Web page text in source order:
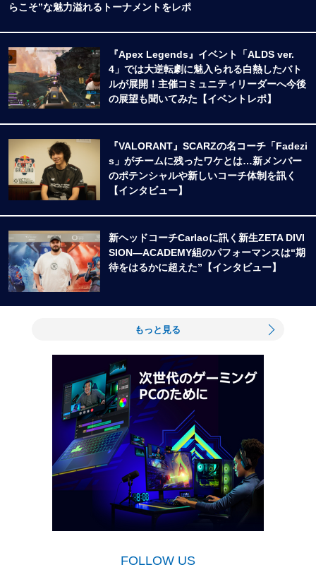
らこそ”な魅力溢れるトーナメントをレポ
『Apex Legends』イベント「ALDS ver.
4」では大逆転劇に魅入られる白熱したバト
ルが展開！主催コミュニティリーダーへ今後
の展望も聞いてみた【イベントレポ】
『VALORANT』SCARZの名コーチ「Fadezi
s」がチームに残ったワケとは…新メンバー
のポテンシャルや新しいコーチ体制を訊く
【インタビュー】
新ヘッドコーチCarlaoに訊く新生ZETA DIVI
SION―ACADEMY組のパフォーマンスは“期
待をはるかに超えた”【インタビュー】
もっと見る
FOLLOW US